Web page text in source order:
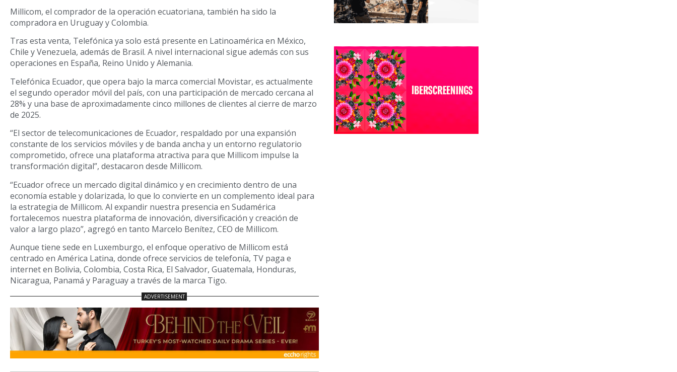
Millicom, el comprador de la operación ecuatoriana, también ha sido la
compradora en Uruguay y Colombia.
Tras esta venta, Telefónica ya solo está presente en Latinoamérica en México,
Chile y Venezuela, además de Brasil. A nivel internacional sigue además con sus
operaciones en España, Reino Unido y Alemania.
Telefónica Ecuador, que opera bajo la marca comercial Movistar, es actualmente
el segundo operador móvil del país, con una participación de mercado cercana al
28% y una base de aproximadamente cinco millones de clientes al cierre de marzo
de 2025.
“El sector de telecomunicaciones de Ecuador, respaldado por una expansión
constante de los servicios móviles y de banda ancha y un entorno regulatorio
comprometido, ofrece una plataforma atractiva para que Millicom impulse la
transformación digital”, destacaron desde Millicom.
“Ecuador ofrece un mercado digital dinámico y en crecimiento dentro de una
economía estable y dolarizada, lo que lo convierte en un complemento ideal para
la estrategia de Millicom. Al expandir nuestra presencia en Sudamérica
fortalecemos nuestra plataforma de innovación, diversificación y creación de
valor a largo plazo”, agregó en tanto Marcelo Benítez, CEO de Millicom.
Aunque tiene sede en Luxemburgo, el enfoque operativo de Millicom está
centrado en América Latina, donde ofrece servicios de telefonía, TV paga e
internet en Bolivia, Colombia, Costa Rica, El Salvador, Guatemala, Honduras,
Nicaragua, Panamá y Paraguay a través de la marca Tigo.